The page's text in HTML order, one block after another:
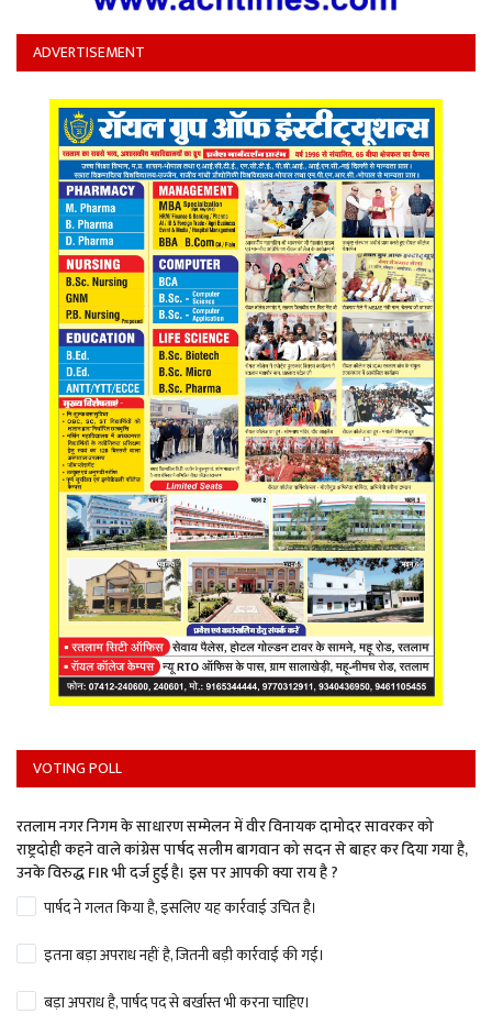
ADVERTISEMENT
VOTING POLL
रतलाम नगर निगम के साधारण सम्मेलन में वीर विनायक दामोदर सावरकर को
राष्ट्रदोही कहने वाले कांग्रेस पार्षद सलीम बागवान को सदन से बाहर कर दिया गया है,
उनके विरुद्ध FIR भी दर्ज हुई है। इस पर आपकी क्या राय है ?
पार्षद ने गलत किया है, इसलिए यह कार्रवाई उचित है।
इतना बड़ा अपराध नहीं है, जितनी बड़ी कार्रवाई की गई।
बड़ा अपराध है, पार्षद पद से बर्खास्त भी करना चाहिए।